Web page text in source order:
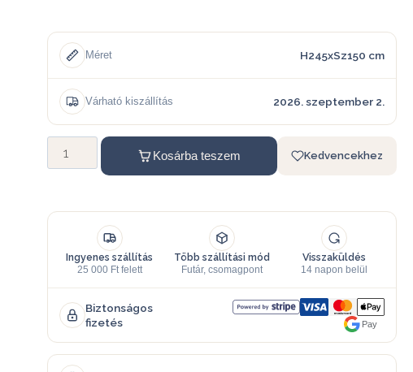
Méret H245xSz150 cm
Várható kiszállítás 2026. szeptember 2.
Kosárba teszem Kedvencekhez
Ingyenes szállítás
25 000 Ft felett
Több szállítási mód
Futár, csomagpont
Visszaküldés
14 napon belül
Biztonságos
fizetés
Pay